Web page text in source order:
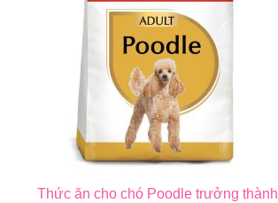
Thức ăn cho chó Poodle trưởng thành